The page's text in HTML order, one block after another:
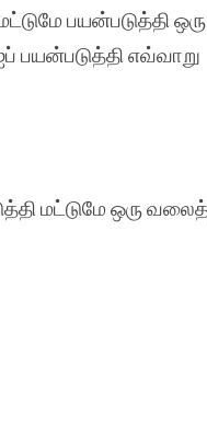
பயன்படுத்தி ஒரு
எவ்வாறு
மட்டுமே ஒரு